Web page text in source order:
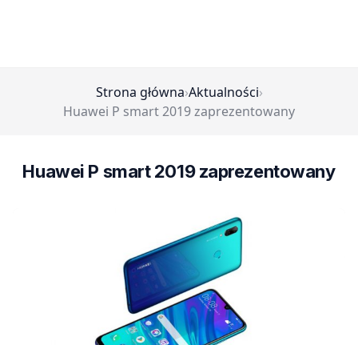
Strona główna›Aktualności›
Huawei P smart 2019 zaprezentowany
Huawei P smart 2019 zaprezentowany